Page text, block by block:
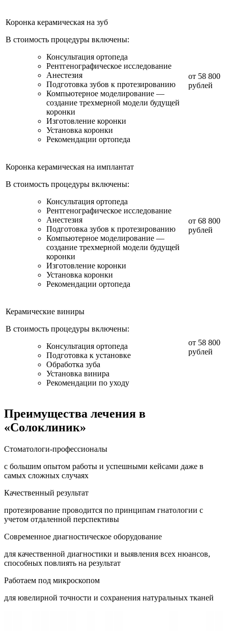
Коронка керамическая на зуб
В стоимость процедуры включены:
Консультация ортопеда
Рентгенографическое исследование
Анестезия
Подготовка зубов к протезированию
Компьютерное моделирование —
создание трехмерной модели будущей
коронки
Изготовление коронки
Установка коронки
Рекомендации ортопеда
от 58 800
рублей
Коронка керамическая на имплантат
В стоимость процедуры включены:
Консультация ортопеда
Рентгенографическое исследование
Анестезия
Подготовка зубов к протезированию
Компьютерное моделирование —
создание трехмерной модели будущей
коронки
Изготовление коронки
Установка коронки
Рекомендации ортопеда
от 68 800
рублей
Керамические виниры
В стоимость процедуры включены:
Консультация ортопеда
Подготовка к установке
Обработка зуба
Установка винира
Рекомендации по уходу
от 58 800
рублей
Преимущества лечения в
«Солоклиник»
Стоматологи-профессионалы
с большим опытом работы и успешными кейсами даже в
самых сложных случаях
Качественный результат
протезирование проводится по принципам гнатологии с
учетом отдаленной перспективы
Современное диагностическое оборудование
для качественной диагностики и выявления всех нюансов,
способных повлиять на результат
Работаем под микроскопом
для ювелирной точности и сохранения натуральных тканей